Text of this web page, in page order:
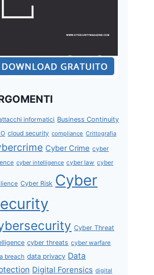
informatici Business Continuity
cloud security compliance Crittografia
Cyber Crime cyber
cyber intelligence cyber law cyber
Cyber Risk Cyber
Cyber Threat
cyber threats cyber warfare
breach data privacy Data
Digital Forensics digital